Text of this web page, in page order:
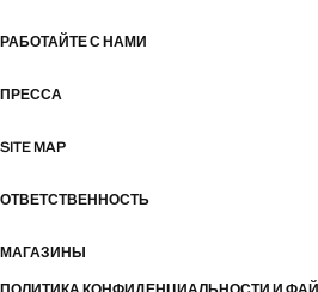
РАБОТАЙТЕ С НАМИ
ПРЕССА
SITE MAP
ОТВЕТСТВЕННОСТЬ
МАГАЗИНЫ